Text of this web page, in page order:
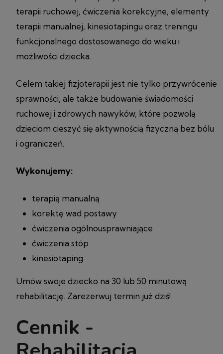
terapii ruchowej, ćwiczenia korekcyjne, elementy
terapii manualnej, kinesiotapingu oraz treningu
funkcjonalnego dostosowanego do wieku i
możliwości dziecka.
Celem takiej fizjoterapii jest nie tylko przywrócenie
sprawności, ale także budowanie świadomości
ruchowej i zdrowych nawyków, które pozwolą
dzieciom cieszyć się aktywnością fizyczną bez bólu
i ograniczeń.
Wykonujemy:
terapią manualną
korektę wad postawy
ćwiczenia ogólnousprawniające
ćwiczenia stóp
kinesiotaping
Umów swoje dziecko na 30 lub 50 minutową
rehabilitację. Zarezerwuj termin już dziś!
Cennik -